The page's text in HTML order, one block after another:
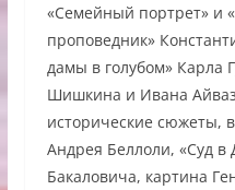
«Семейный портрет» и
проповедник»
дамы в голубом» Карла
Шишкина и Ивана
исторические сюжеты,
Андрея Беллоли, «Суд
Бакаловича, картина